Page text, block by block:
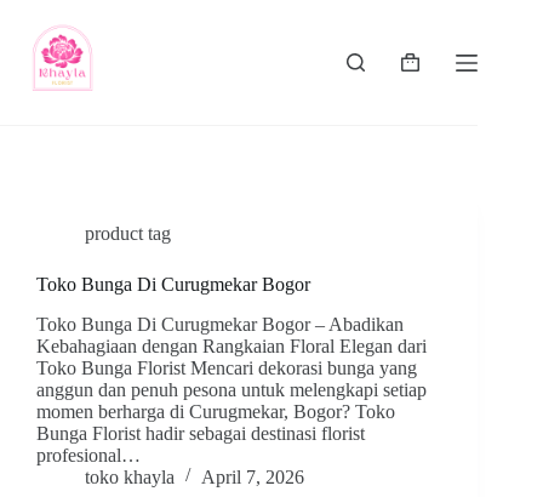
product tag
Toko Bunga Di Curugmekar Bogor
Toko Bunga Di Curugmekar Bogor – Abadikan
Kebahagiaan dengan Rangkaian Floral Elegan dari
Toko Bunga Florist Mencari dekorasi bunga yang
anggun dan penuh pesona untuk melengkapi setiap
momen berharga di Curugmekar, Bogor? Toko
Bunga Florist hadir sebagai destinasi florist
profesional…
toko khayla
April 7, 2026